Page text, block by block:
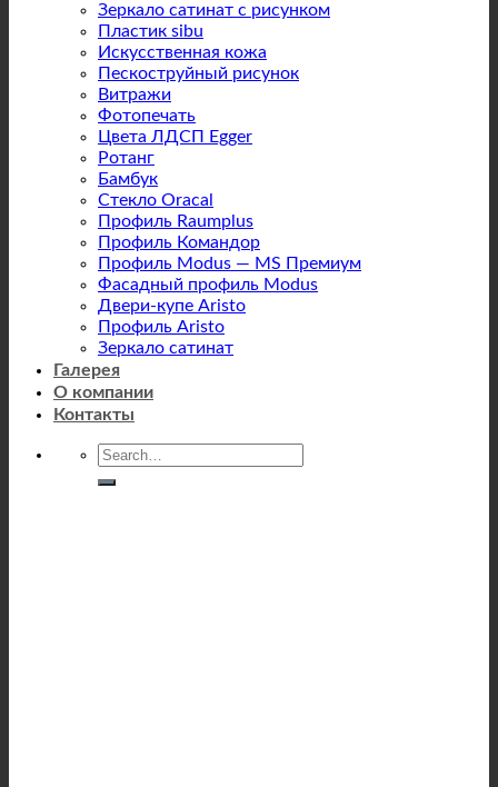
Зеркало сатинат с рисунком
Пластик sibu
Искусственная кожа
Пескоструйный рисунок
Витражи
Фотопечать
Цвета ЛДСП Egger
Ротанг
Бамбук
Стекло Oracal
Профиль Raumplus
Профиль Командор
Профиль Modus — MS Премиум
Фасадный профиль Modus
Двери-купе Aristo
Профиль Aristo
Зеркало сатинат
Галерея
О компании
Контакты